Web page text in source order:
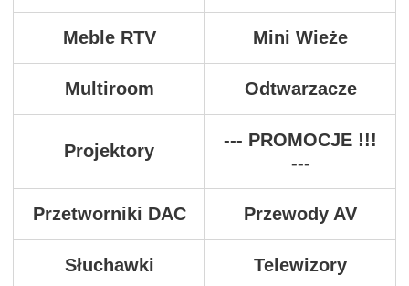
Meble RTV Mini Wieże
Multiroom Odtwarzacze
Projektory
--- PROMOCJE !!!
---
Przetworniki DAC Przewody AV
Słuchawki Telewizory